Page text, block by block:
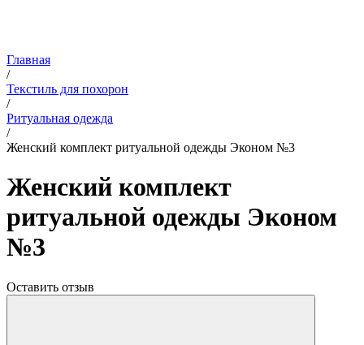
Главная
/
Текстиль для похорон
/
Ритуальная одежда
/
Женский комплект ритуальной одежды Эконом №3
Женский комплект
ритуальной одежды Эконом
№3
Оставить отзыв